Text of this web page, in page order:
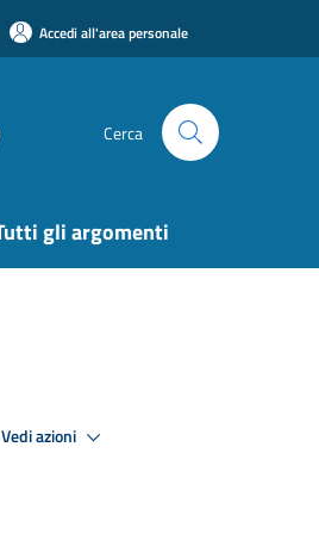
Accedi all'area personale
Cerca
gli argomenti
Vedi azioni